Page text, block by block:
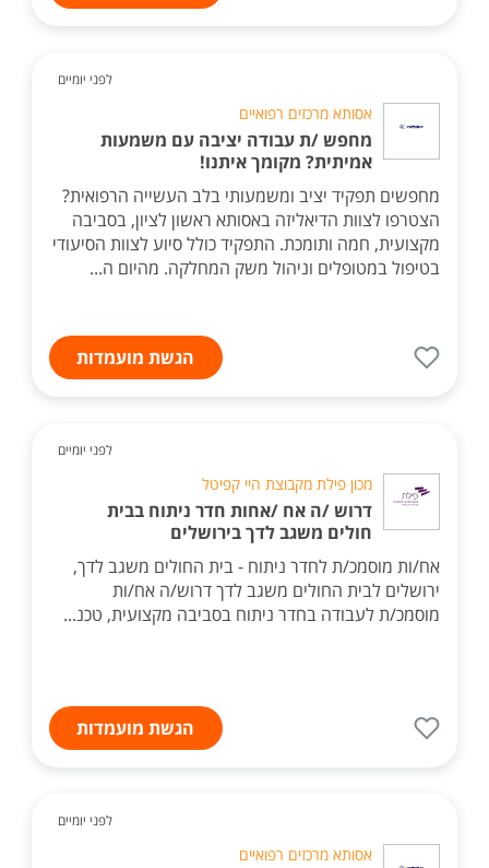
לפני יומיים
אסותא מרכזים רפואיים
מחפש /ת עבודה יציבה עם משמעות
אמיתית? מקומך איתנו!
מחפשים תפקיד יציב ומשמעותי בלב העשייה הרפואית?
הצטרפו לצוות הדיאליזה באסותא ראשון לציון, בסביבה
מקצועית, חמה ותומכת. התפקיד כולל סיוע לצוות הסיעודי
בטיפול במטופלים וניהול משק המחלקה. מהיום ה...
הגשת מועמדות
לפני יומיים
מכון פילת מקבוצת היי קפיטל
דרוש /ה אח /אחות חדר ניתוח בבית
חולים משגב לדך בירושלים
אח/ות מוסמכ/ת לחדר ניתוח - בית החולים משגב לדך,
ירושלים לבית החולים משגב לדך דרוש/ה אח/ות
מוסמכ/ת לעבודה בחדר ניתוח בסביבה מקצועית, טכנ...
הגשת מועמדות
לפני יומיים
אסותא מרכזים רפואיים